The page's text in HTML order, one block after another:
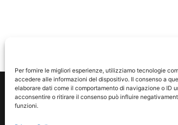
Per fornire le migliori esperienze, utilizziamo tecnologie
accedere alle informazioni del dispositivo. Il consenso a
elaborare dati come il comportamento di navigazione o ID
acconsentire o ritirare il consenso può influire
funzioni.